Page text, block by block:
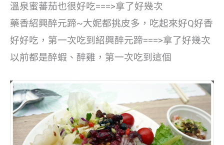
溫泉蜜蕃茄也很好吃===>拿了好幾次
藥香紹興醉元蹄~大妮都挑皮多，吃起來好Q好香
好好吃，第一次吃到紹興醉元蹄===>拿了好幾次
以前都是醉蝦、醉雞，第一次吃到這個